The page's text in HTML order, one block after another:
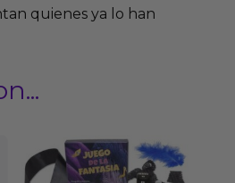
quienes ya lo han